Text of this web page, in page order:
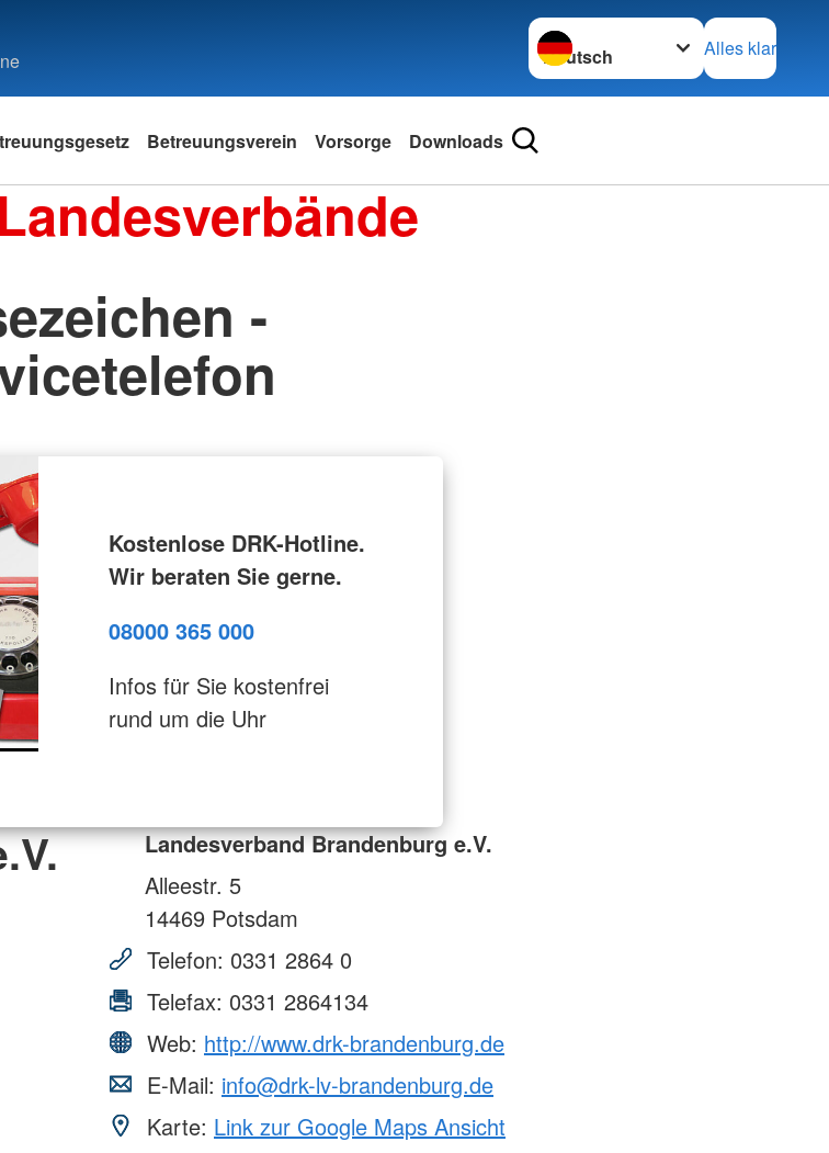
Sprache wechseln zu
Alles klar
Betreuungsverein Vorsorge Downloads
-
Kostenlose DRK-Hotline.
Wir beraten Sie gerne.
08000 365 000
Infos für Sie kostenfrei
rund um die Uhr
Landesverband Brandenburg e.V.
Alleestr. 5
14469 Potsdam
Telefon: 0331 2864 0
Telefax: 0331 2864134
Web: http://www.drk-brandenburg.de
E-Mail: info@drk-lv-brandenburg.de
Karte: Link zur Google Maps Ansicht